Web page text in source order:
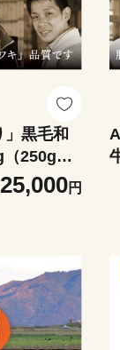
」黒毛和
（250g×
の麓（ふ
た美味
四日市
25,000円